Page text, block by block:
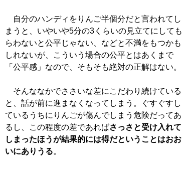
自分のハンディをりんご半個分だと言われてし
まうと、いやいや5分の3くらいの見立てにしても
らわないと公平じゃない、などと不満をもつかも
しれないが、こういう場合の公平とはあくまで
「公平感」なので、そもそも絶対の正解はない。
そんななかでささいな差にこだわり続けている
と、話が前に進まなくなってしまう。ぐすぐすし
ているうちにりんごが傷んでしまう危険だってあ
るし、この程度の差であればさっさと受け入れて
しまったほうが結果的には得だということはおお
いにありうる。